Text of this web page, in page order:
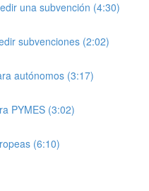
una subvención (4:30)
subvenciones (2:02)
autónomos (3:17)
PYMES (3:02)
(6:10)